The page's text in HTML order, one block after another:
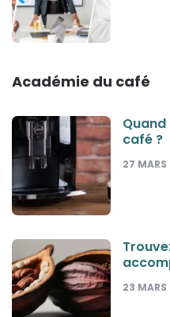
Académie du café
café ?
27
23